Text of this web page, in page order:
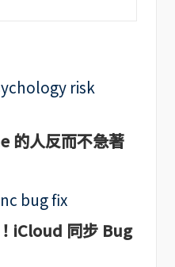
的人反而不急著
iCloud 同步 Bug